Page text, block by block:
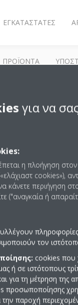
ΕΓΚΑΤΑΣΤΆΤΕΣ
ΠΡΟΪΌΝΤΑ
για να
η πλοήγηση
cookies»),
κάνετε περιήγηση
("αναγκαία ή
πληροφορίες
τον
cookies που
ή σε ιστότοπους
για τη μέτρηση της
προσωποποίησης
την παροχή